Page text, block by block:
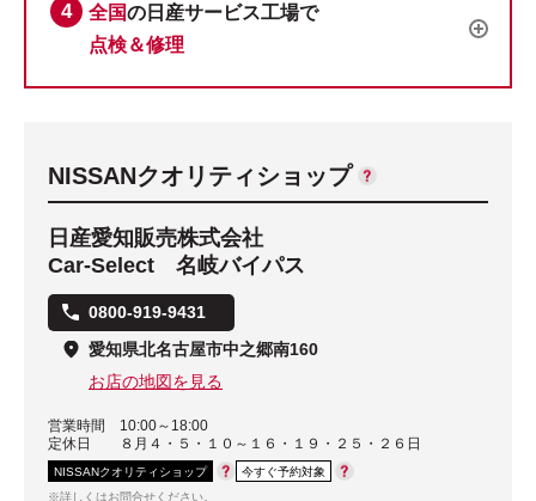
全国の日産サービス工場で
点検＆修理
NISSANクオリティショップ
日産愛知販売株式会社
Car-Select 名岐バイパス
0800-919-9431
愛知県北名古屋市中之郷南160
お店の地図を見る
営業時間
10:00～18:00
定休日
８月４・５・１０～１６・１９・２５・２６日
NISSANクオリティショップ
今すぐ予約対象
※詳しくはお問合せください。